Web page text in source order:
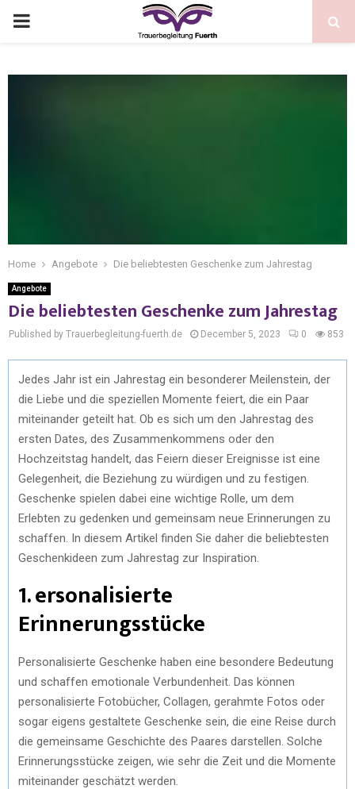
Home Angebote Die beliebtesten Geschenke zum Jahrestag
Angebote
Die beliebtesten Geschenke zum Jahrestag
Published by Trauerbegleitung-fuerth.de December 5, 2023 0 853
Jedes Jahr ist ein Jahrestag ein besonderer Meilenstein, der
die Liebe und die speziellen Momente feiert, die ein Paar
miteinander geteilt hat. Ob es sich um den Jahrestag des
ersten Dates, des Zusammenkommens oder den
Hochzeitstag handelt, das Feiern dieser Ereignisse ist eine
Gelegenheit, die Beziehung zu würdigen und zu festigen.
Geschenke spielen dabei eine wichtige Rolle, um dem
Erlebten zu gedenken und gemeinsam neue Erinnerungen zu
schaffen. In diesem Artikel finden Sie daher die beliebtesten
Geschenkideen zum Jahrestag zur Inspiration.
1. ersonalisierte
Erinnerungsstücke
Personalisierte Geschenke haben eine besondere Bedeutung
und schaffen emotionale Verbundenheit. Das können
personalisierte Fotobücher, Collagen, gerahmte Fotos oder
sogar eigens gestaltete Geschenke sein, die eine Reise durch
die gemeinsame Geschichte des Paares darstellen. Solche
Erinnerungsstücke zeigen, wie sehr die Zeit und die Momente
miteinander geschätzt werden.